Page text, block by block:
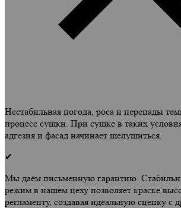
Нестабильная погода, роса и перепады
процесс сушки. При сушке в таких
адгезия и фасад начинает шелушиться.
✔
Мы даём письменную гарантию.
режим в нашем цеху позволяет краске
регламенту, создавая идеальную сцепку с